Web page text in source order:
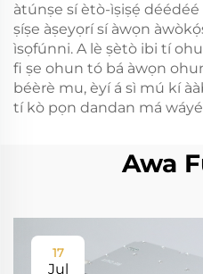
àtúnṣe sí ètò-ìṣiṣẹ́
ṣíṣe àṣeyọrí sí àwọn
ìsọfúnni. A lè ṣètò ibi tí
fi ṣe ohun tó bá àwọn
béèrè mu, èyí á sì mú kí
tí kò pọn dandan má
Awa
17
Jul